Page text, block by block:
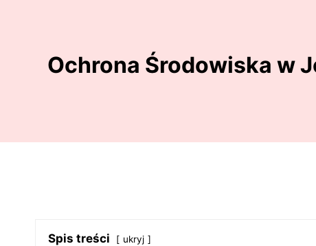
Ochrona Środowiska w
Spis treści ukryj